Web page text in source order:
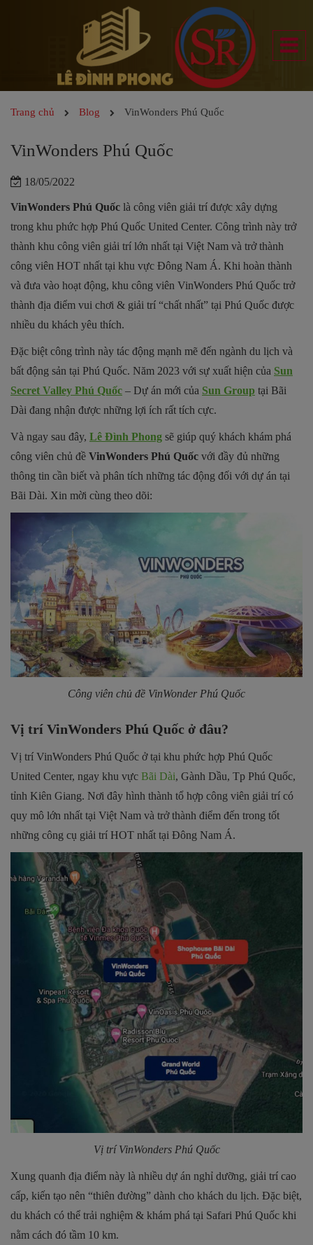
Trang chủ Blog VinWonders Phú Quốc
VinWonders Phú Quốc
18/05/2022
VinWonders Phú Quốc là công viên giải trí được xây dựng
trong khu phức hợp Phú Quốc United Center. Công trình này trở
thành khu công viên giải trí lớn nhất tại Việt Nam và trở thành
công viên HOT nhất tại khu vực Đông Nam Á. Khi hoàn thành
và đưa vào hoạt động, khu công viên VinWonders Phú Quốc trở
thành địa điểm vui chơi & giải trí “chất nhất” tại Phú Quốc được
nhiều du khách yêu thích.
Đặc biệt công trình này tác động mạnh mẽ đến ngành du lịch và
bất động sản tại Phú Quốc. Năm 2023 với sự xuất hiện của Sun
Secret Valley Phú Quốc – Dự án mới của Sun Group tại Bãi
Dài đang nhận được những lợi ích rất tích cực.
Và ngay sau đây, Lê Đình Phong sẽ giúp quý khách khám phá
công viên chủ đề VinWonders Phú Quốc với đầy đủ những
thông tin cần biết và phân tích những tác động đối với dự án tại
Bãi Dài. Xin mời cùng theo dõi:
Công viên chủ đề VinWonder Phú Quốc
Vị trí VinWonders Phú Quốc ở đâu?
Vị trí VinWonders Phú Quốc ở tại khu phức hợp Phú Quốc
United Center, ngay khu vực Bãi Dài, Gành Dầu, Tp Phú Quốc,
tỉnh Kiên Giang. Nơi đây hình thành tổ hợp công viên giải trí có
quy mô lớn nhất tại Việt Nam và trở thành điểm đến trong tốt
những công cụ giải trí HOT nhất tại Đông Nam Á.
Vị trí VinWonders Phú Quốc
Xung quanh địa điểm này là nhiều dự án nghỉ dưỡng, giải trí cao
cấp, kiến tạo nên “thiên đường” dành cho khách du lịch. Đặc biệt,
du khách có thể trải nghiệm & khám phá tại Safari Phú Quốc khi
nằm cách đó tầm 10 km.